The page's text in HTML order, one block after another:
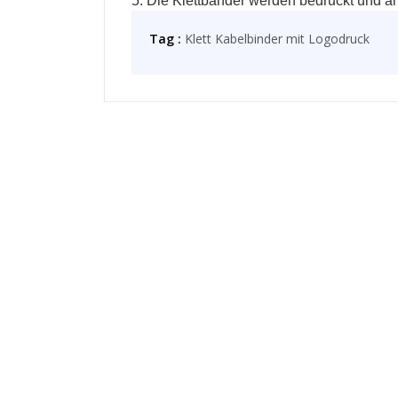
Tag : Klett Kabelbinder mit Logodruck